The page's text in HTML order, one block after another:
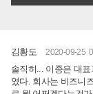
김황도 2020-09-25
솔직히... 이종은 대
였다. 회사는 비즈니